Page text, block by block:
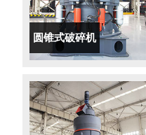
圆锥式破碎机